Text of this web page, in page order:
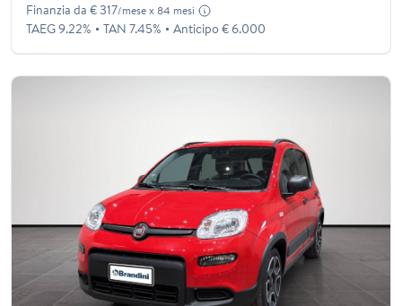
Finanzia da € 317/mese x 84 mesi
TAEG 9.22% TAN 7.45% Anticipo € 6.000